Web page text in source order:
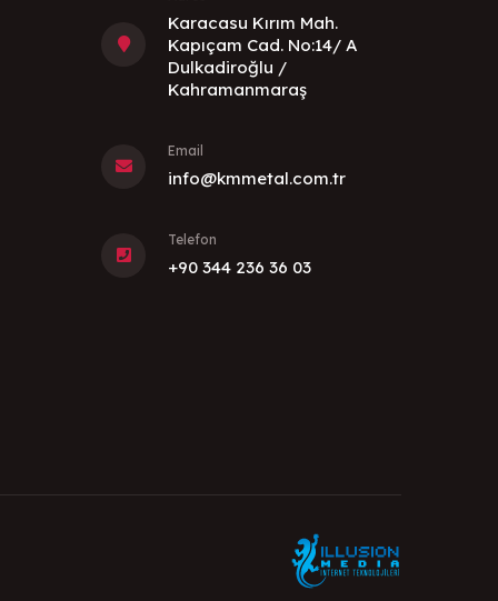
Karacasu Kırım Mah.
Kapıçam Cad. No:14/ A
Dulkadiroğlu /
Kahramanmaraş
Email
info@kmmetal.com.tr
Telefon
+90 344 236 36 03